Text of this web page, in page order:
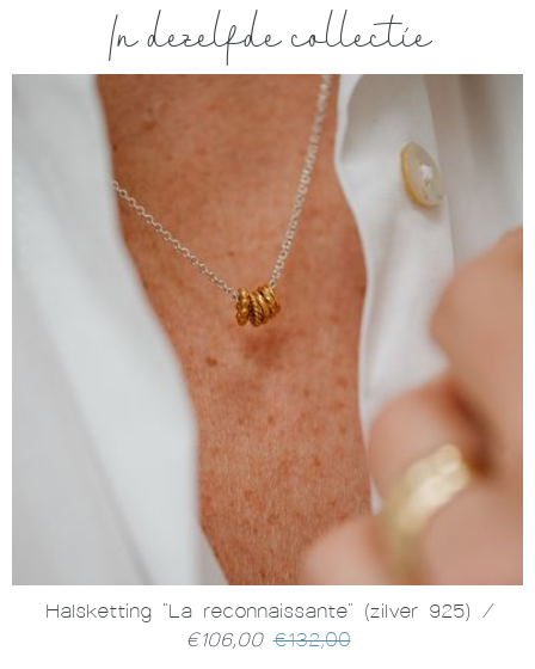
In dezelfde collectie
Halsketting "La reconnaissante" (zilver 925)
/
€106,00 €132,00